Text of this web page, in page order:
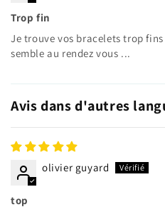
Trop fin
Je trouve vos bracelets trop
semble au rendez vous ...
Avis dans d'autres
olivier guyard
top